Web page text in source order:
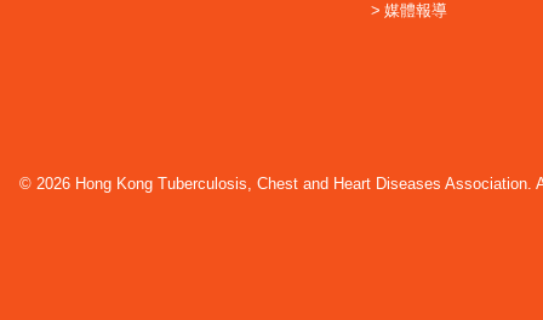
媒體報導
© 2026 Hong Kong Tuberculosis, Chest and Heart Diseases Association.